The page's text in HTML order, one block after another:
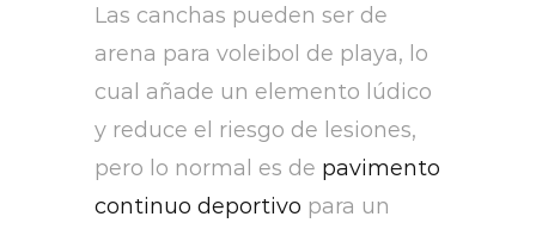
Las canchas pueden ser de
arena para voleibol de playa, lo
cual añade un elemento lúdico
y reduce el riesgo de lesiones,
pero lo normal es de pavimento
continuo deportivo para un